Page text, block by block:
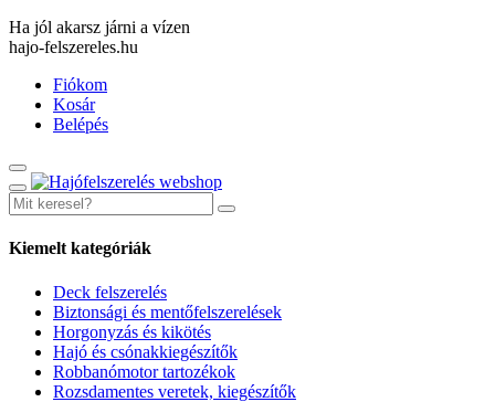
Ha jól akarsz járni a vízen
hajo-felszereles.hu
Fiókom
Kosár
Belépés
Kiemelt kategóriák
Deck felszerelés
Biztonsági és mentőfelszerelések
Horgonyzás és kikötés
Hajó és csónakkiegészítők
Robbanómotor tartozékok
Rozsdamentes veretek, kiegészítők